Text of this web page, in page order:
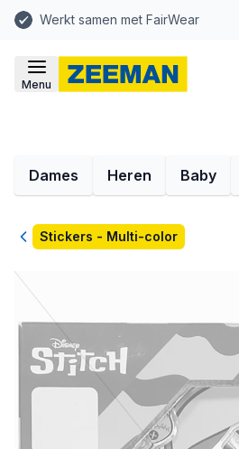
Werkt samen met FairWear
Menu
Dames Heren Baby
TerugStickers - Multi-color